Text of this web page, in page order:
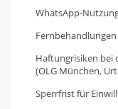
WhatsApp-
Fernbehandlungen
Haftungrisiken bei
(OLG München,
Sperrfrist für